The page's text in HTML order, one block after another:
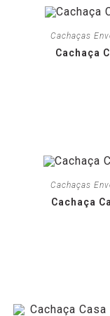
Cachaças
Cachaça
Cachaças
Cachaça